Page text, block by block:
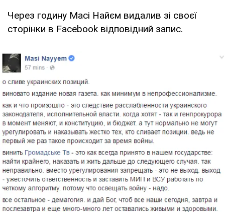
Через годину Масі Найєм видалив зі своєї
сторінки в Facebook відповідний запис.